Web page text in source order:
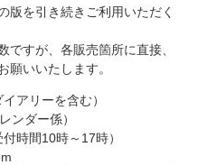
版を引き続きご利用いただく
すが、各販売箇所に直接、
願いいたします。
アリーを含む）
ンダー係）
時間10時～17時）